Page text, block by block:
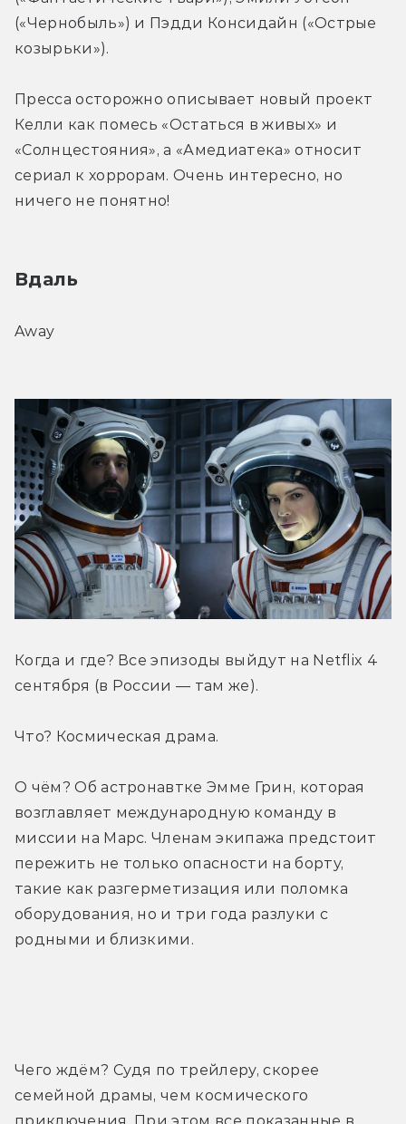
(«Чернобыль») и Пэдди Консидайн («Острые
козырьки»).
Пресса осторожно описывает новый проект
Келли как помесь «Остаться в живых» и
«Солнцестояния», а «Амедиатека» относит
сериал к хоррорам. Очень интересно, но
ничего не понятно!
Вдаль
Away
Когда и где? Все эпизоды выйдут на Netflix 4
сентября (в России — там же).
Что? Космическая драма.
О чём? Об астронавтке Эмме Грин, которая
возглавляет международную команду в
миссии на Марс. Членам экипажа предстоит
пережить не только опасности на борту,
такие как разгерметизация или поломка
оборудования, но и три года разлуки с
родными и близкими.
Чего ждём? Судя по трейлеру, скорее
семейной драмы, чем космического
приключения. При этом все показанные в